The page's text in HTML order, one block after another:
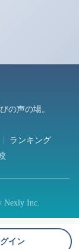
イン
の声の場。
ランキング
Nexly Inc.